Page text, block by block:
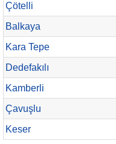
Çötelli
Balkaya
Kara Tepe
Dedefakılı
Kamberli
Çavuşlu
Keser